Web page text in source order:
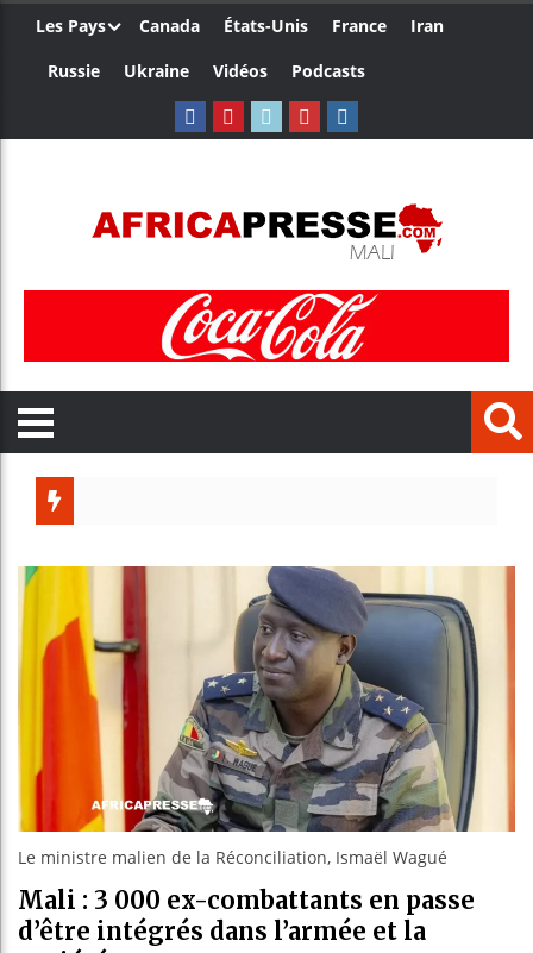
Les Pays Canada États-Unis France
Iran
Russie
Ukraine Vidéos Podcasts
Côte
Ceuta
Le ministre malien de la Réconciliation, Ismaël Wagué
Mali : 3 000 ex-combattants en passe
d’être intégrés dans l’armée et la